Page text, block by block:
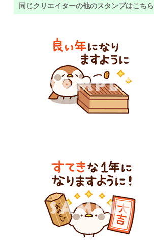
同じクリエイターの他のスタンプはこちら